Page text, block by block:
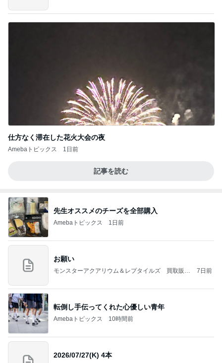
仕方なく滞在した花火大会の夜
Amebaトピックス 1日前
記事を読む
先生オススメのチーズを全部購入
Amebaトピックス 1日前
お願い
モンスターアクアリウム＆レプタイルズ 買取販売
7日前
転倒し手伝ってくれた心優しい青年
Amebaトピックス 10時間前
2026/07/27(K) 4本